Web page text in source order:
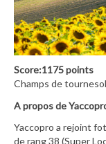
Score:1175 points
Champs de
A propos de
Yaccopro a rejoint
de rang 38 (Super